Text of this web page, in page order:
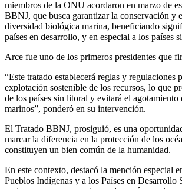
miembros de la ONU acordaron en marzo de
BBNJ, que busca garantizar la conservación y
diversidad biológica marina, beneficiando
países en desarrollo, y en especial a los países
Arce fue uno de los primeros presidentes que
“Este tratado establecerá reglas y regulaciones
explotación sostenible de los recursos, lo que
de los países sin litoral y evitará el agotamiento
marinos”, ponderó en su intervención.
El Tratado BBNJ, prosiguió, es una
marcar la diferencia en la protección de los
constituyen un bien común de la humanidad.
En este contexto, destacó la mención especial
Pueblos Indígenas y a los Países en Desarrollo